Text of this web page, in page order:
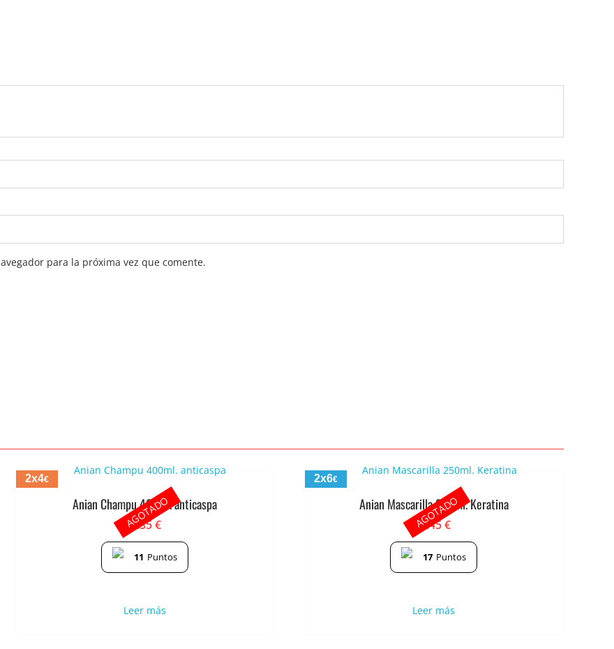
para la próxima vez que comente.
2x4€
Anian Champu 400ml. anticaspa
2.35€
11 Puntos
Leer más
AGOTADO
2x6€
Anian Mascarilla 250ml. Keratina
3.45€
17 Puntos
Leer más
AGOTADO